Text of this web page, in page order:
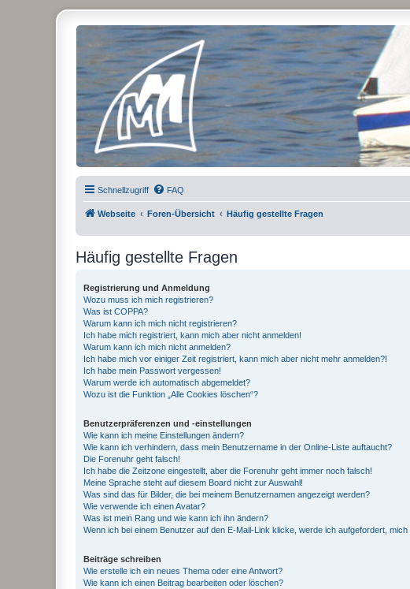
Micro Magic Forum Deutschland
Schnellzugriff FAQ
Webseite Foren-Übersicht Häufig gestellte Fragen
Häufig gestellte Fragen
Registrierung und Anmeldung
Wozu muss ich mich registrieren?
Was ist COPPA?
Warum kann ich mich nicht registrieren?
Ich habe mich registriert, kann mich aber nicht anmelden!
Warum kann ich mich nicht anmelden?
Ich habe mich vor einiger Zeit registriert, kann mich aber nicht mehr anmelden?!
Ich habe mein Passwort vergessen!
Warum werde ich automatisch abgemeldet?
Wozu ist die Funktion „Alle Cookies löschen“?
Benutzerpräferenzen und -einstellungen
Wie kann ich meine Einstellungen ändern?
Wie kann ich verhindern, dass mein Benutzername in der Online-Liste auftaucht?
Die Forenuhr geht falsch!
Ich habe die Zeitzone eingestellt, aber die Forenuhr geht immer noch falsch!
Meine Sprache steht auf diesem Board nicht zur Auswahl!
Was sind das für Bilder, die bei meinem Benutzernamen angezeigt werden?
Wie verwende ich einen Avatar?
Was ist mein Rang und wie kann ich ihn ändern?
Wenn ich bei einem Benutzer auf den E-Mail-Link klicke, werde ich aufgefordert, mich
Beiträge schreiben
Wie erstelle ich ein neues Thema oder eine Antwort?
Wie kann ich einen Beitrag bearbeiten oder löschen?